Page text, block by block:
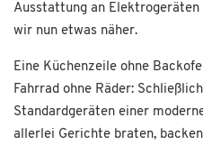
Ausstattung an Elektrogeräten
wir nun etwas näher.
Eine Küchenzeile ohne
Fahrrad ohne Räder:
Standardgeräten einer
allerlei Gerichte braten,